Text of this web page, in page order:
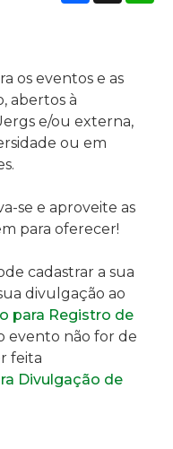
os eventos e as
abertos à
e/ou externa,
ou em
se e aproveite as
para oferecer!
cadastrar a sua
divulgação ao
para Registro de
evento não for de
feita
Divulgação de